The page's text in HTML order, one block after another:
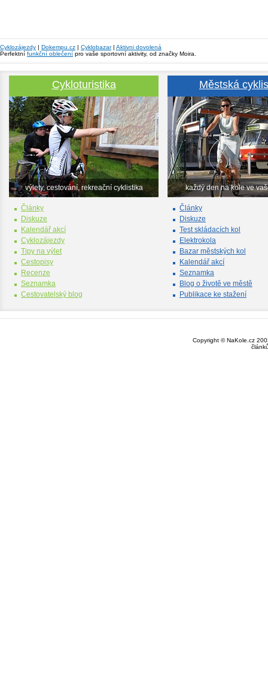
Cyklozájezdy | Dokempu.cz | Cyklobazar| Aktivni dovolená
Perfektní funkční oblečení pro vaše sportovní aktivity, od značky Moira.
Cykloturistika
výlety, cestování, rekreační cyklistika
Články
Diskuze
Kalendář akcí
Cyklozájezdy
Tipy na výlet
Cestopisy
Recenze
Seznamka
Cestovatelský blog
Městská
každý den na kole ve
Články
Diskuze
Test skládacích kol
Elektrokola
Bazar městských kol
Kalendář akcí
Seznamka
Blog o životě ve městě
Publikace ke stažení
Copyright © NaKole.cz